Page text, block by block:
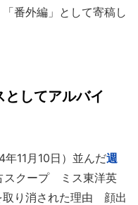
番外編」として寄稿し
としてアルバイ
11月10日）並んだ週
スクープ ミス東洋英
取り消された理由 顔出